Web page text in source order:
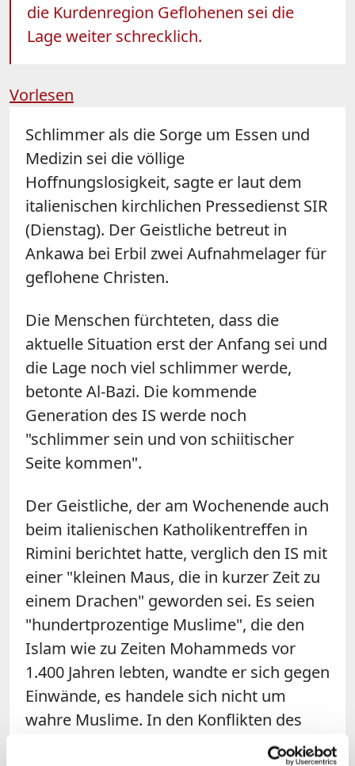
die Kurdenregion Geflohenen sei die
Lage weiter schrecklich.
Vorlesen
Schlimmer als die Sorge um Essen und
Medizin sei die völlige
Hoffnungslosigkeit, sagte er laut dem
italienischen kirchlichen Pressedienst SIR
(Dienstag). Der Geistliche betreut in
Ankawa bei Erbil zwei Aufnahmelager für
geflohene Christen.
Die Menschen fürchteten, dass die
aktuelle Situation erst der Anfang sei und
die Lage noch viel schlimmer werde,
betonte Al-Bazi. Die kommende
Generation des IS werde noch
"schlimmer sein und von schiitischer
Seite kommen".
Der Geistliche, der am Wochenende auch
beim italienischen Katholikentreffen in
Rimini berichtet hatte, verglich den IS mit
einer "kleinen Maus, die in kurzer Zeit zu
einem Drachen" geworden sei. Es seien
"hundertprozentige Muslime", die den
Islam wie zu Zeiten Mohammeds vor
1.400 Jahren lebten, wandte er sich gegen
Einwände, es handele sich nicht um
wahre Muslime. In den Konflikten des
Nahen Ostens und angesichts der